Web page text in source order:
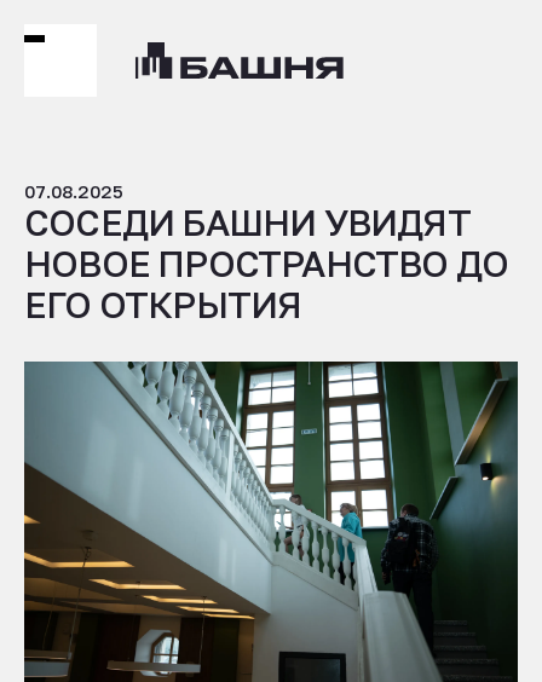
07.08.2025
СОСЕДИ БАШНИ УВИДЯТ
НОВОЕ ПРОСТРАНСТВО ДО
ЕГО ОТКРЫТИЯ